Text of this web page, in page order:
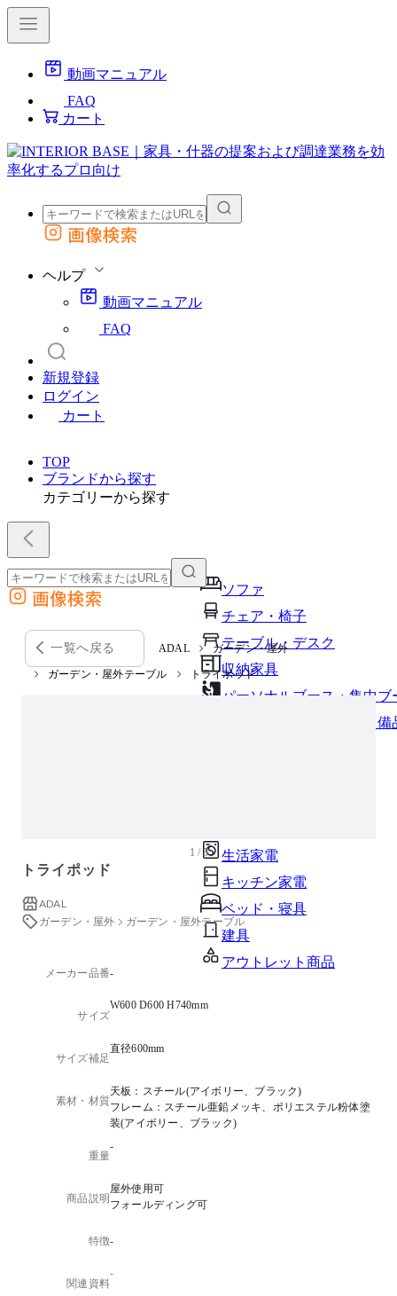
動画マニュアル
FAQ
カート
外部サイトの商品をカートに追加
画像検索
ヘルプ
動画マニュアル
FAQ
新規登録
ログイン
カート
TOP
ブランドから探す
カテゴリーから探す
ソファ
チェア・椅子
テーブル・デスク
収納家具
パーソナルブース・集中ブ
オフィスアクセサリー・備
生活家電
キッチン家電
ベッド・寝具
建具
アウトレット商品
外部サイトの商品をカートに追加
他のサイトで見つけた商品ページのURLを貼り付けて、カートに追加できます
画像検索
一覧へ戻る ADAL ガーデン・屋外
ガーデン・屋外テーブル トライポッド
1 / 5
トライポッド
ADAL
ガーデン・屋外
ガーデン・屋外テーブル
メーカー品番-
サイズ
W600 D600 H740mm
サイズ補足
直径600mm
素材・材質
天板：スチール(アイボリー、ブラック)
フレーム：スチール亜鉛メッキ、ポリエステル粉体塗
装(アイボリー、ブラック)
重量
-
商品説明
屋外使用可
フォールディング可
特徴-
関連資料
-